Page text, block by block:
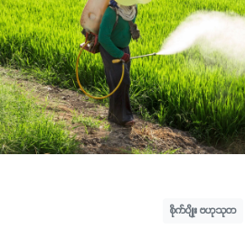
စိုက်ပျိုး ဗဟုသုတ